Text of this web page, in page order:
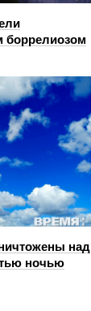
над
ночью